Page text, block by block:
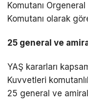
Komutanı
Komutanı olarak
25 general ve
YAŞ kararları
Kuvvetleri
25 general ve